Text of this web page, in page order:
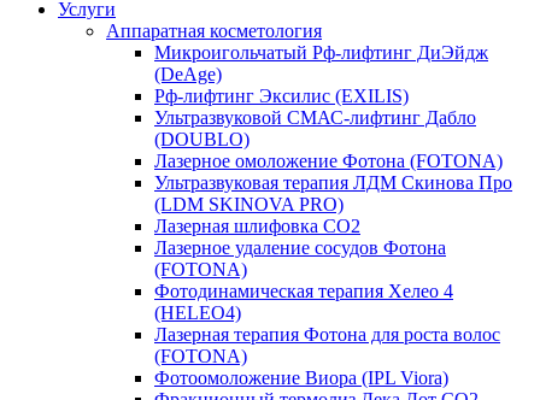
Услуги
Аппаратная косметология
Микроигольчатый Рф-лифтинг ДиЭйдж
(DeAge)
Рф-лифтинг Эксилис (EXILIS)
Ультразвуковой СМАС-лифтинг Дабло
(DOUBLO)
Лазерное омоложение Фотона (FOTONA)
Ультразвуковая терапия ЛДМ Скинова Про
(LDM SKINOVA PRO)
Лазерная шлифовка CO2
Лазерное удаление сосудов Фотона
(FOTONA)
Фотодинамическая терапия Хелео 4
(HELEO4)
Лазерная терапия Фотона для роста волос
(FOTONA)
Фотоомоложение Виора (IPL Viora)